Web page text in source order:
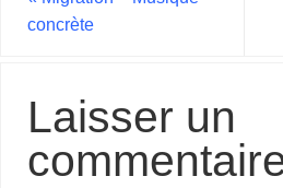
concrète
Laisser un